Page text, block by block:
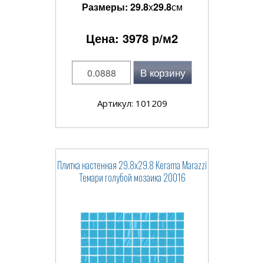
Размеры: 29.8x29.8см
Цена: 3978 р/м2
В корзину
Артикул: 101209
Плитка настенная 29.8x29.8 Kerama Marazzi
Темари голубой мозаика 20016